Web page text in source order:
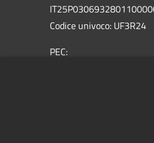
Codice univoco: UF3R24
PEC: